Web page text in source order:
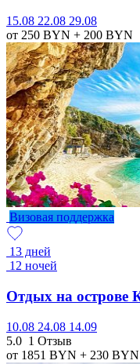
15.08 22.08 29.08
от 250 BYN + 200 BYN
Визовая поддержка
13 дней
12 ночей
Отдых на острове
10.08 24.08 14.09
5.0 1 Отзыв
от 1851 BYN + 230 BYN